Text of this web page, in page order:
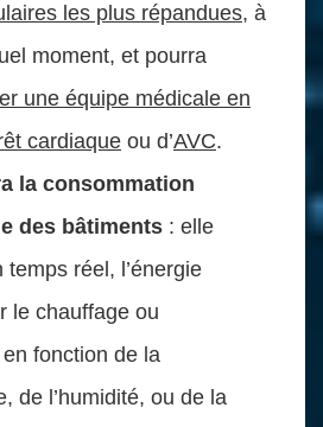
les plus répandues, à
moment, et pourra
une équipe médicale en
cardiaque ou d’AVC.
la consommation
des bâtiments : elle
temps réel, l’énergie
le chauffage ou
en fonction de la
de l’humidité, ou de la